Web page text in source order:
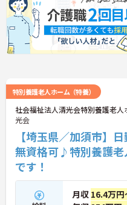
特別養護老人ホーム（特養）
社会福祉法人清光会特別養護老人
光会
【埼玉県／加須市】
無資格可♪特別養護老
です！
月収 16.4万